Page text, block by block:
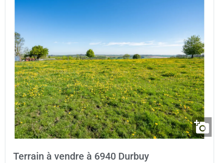
Terrain à vendre à 6940 Durbuy